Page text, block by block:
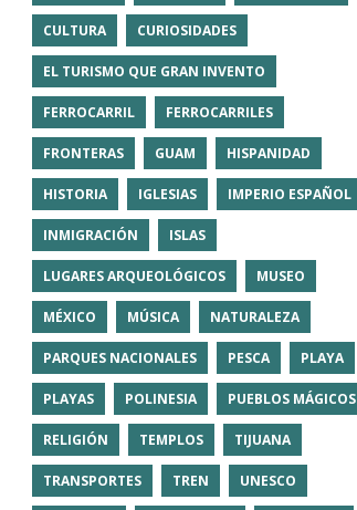
CULTURA CURIOSIDADES
EL TURISMO QUE GRAN INVENTO
FERROCARRIL FERROCARRILES
FRONTERAS GUAM HISPANIDAD
HISTORIA IGLESIAS IMPERIO ESPAÑOL
INMIGRACIÓN ISLAS
LUGARES ARQUEOLÓGICOS MUSEO
MÉXICO MÚSICA NATURALEZA
PARQUES NACIONALES PESCA PLAYA
PLAYAS POLINESIA PUEBLOS MÁGICOS
RELIGIÓN TEMPLOS TIJUANA
TRANSPORTES TREN UNESCO